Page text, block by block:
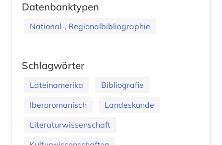
Datenbanktypen
National-, Regionalbibliographie
Schlagwörter
Lateinamerika
Bibliografie
Iberoromanisch
Landeskunde
Literaturwissenschaft